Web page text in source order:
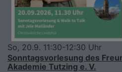
So, 20.9. 11:30-12:30 Uhr
Sonntagsvorlesung des
Akademie Tutzing e. V.